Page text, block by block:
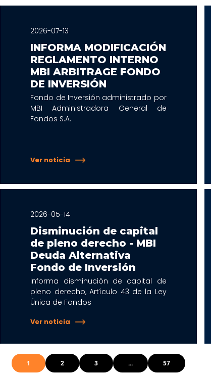
2026-07-13
INFORMA MODIFICACIÓN
REGLAMENTO INTERNO
MBI ARBITRAGE FONDO
DE INVERSIÓN
Fondo de Inversión administrado por
MBI Administradora General de
Fondos S.A.
Ver noticia
2026-05-14
Disminución de capital
de pleno derecho - MBI
Deuda Alternativa
Fondo de Inversión
Informa disminución de capital de
pleno derecho, Artículo 43 de la Ley
Única de Fondos
Ver noticia
1 2 3 ... 57